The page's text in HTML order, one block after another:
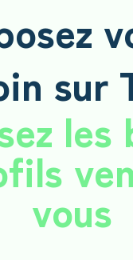
sur
les
vous